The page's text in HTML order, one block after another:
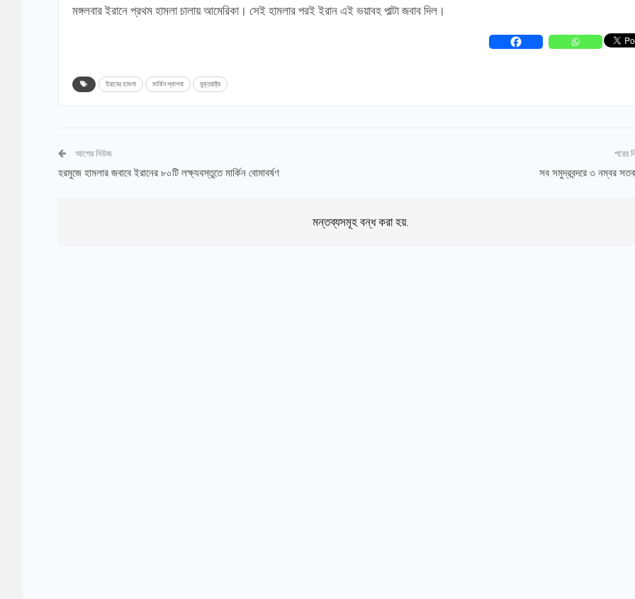
মঙ্গলবার ইরানে প্রথম হামলা চালায় আমেরিকা। সেই হামলার পরই ইরান এই ভয়াবহ পাল্টা জবাব দিল।
ইরানের হামলা মার্কিন স্থাপনা যুক্তরাষ্ট্র
আগের নিউজ
হরমুজে হামলার জবাবে ইরানের ৮০টি লক্ষ্যবস্তুতে মার্কিন বোমাবর্ষণ
পরের
সব সমুদ্রবন্দরে ৩ নম্বর
মন্তব্যসমূহ বন্ধ করা হয়.